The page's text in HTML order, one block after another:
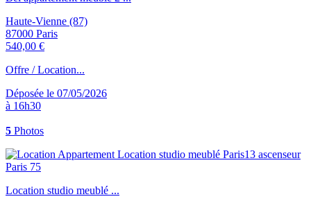
Haute-Vienne (87)
87000 Paris
540,00 €
Offre / Location...
Déposée le 07/05/2026
à 16h30
5 Photos
Location studio meublé ...